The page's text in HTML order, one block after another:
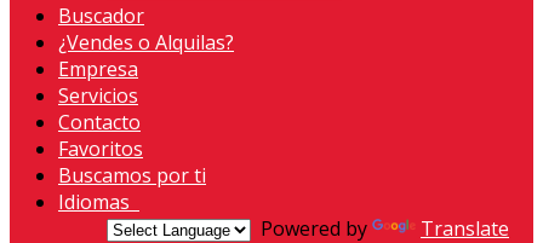
Buscador
¿Vendes o Alquilas?
Empresa
Servicios
Contacto
Favoritos
Buscamos por ti
Idiomas
Powered by
Translate